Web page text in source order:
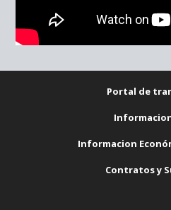
Portal de
Informacion
Contratos y